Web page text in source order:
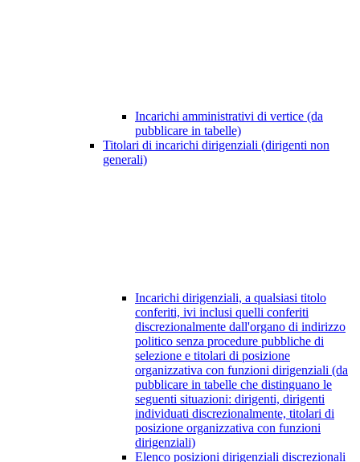
Incarichi amministrativi di vertice (da
pubblicare in tabelle)
Titolari di incarichi dirigenziali (dirigenti non
generali)
Incarichi dirigenziali, a qualsiasi titolo
conferiti, ivi inclusi quelli conferiti
discrezionalmente dall'organo di indirizzo
politico senza procedure pubbliche di
selezione e titolari di posizione
organizzativa con funzioni dirigenziali (da
pubblicare in tabelle che distinguano le
seguenti situazioni: dirigenti, dirigenti
individuati discrezionalmente, titolari di
posizione organizzativa con funzioni
dirigenziali)
Elenco posizioni dirigenziali discrezionali